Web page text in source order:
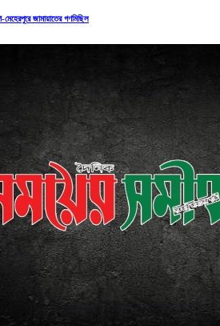
মেহেরপুরে জামায়াতের গণমিছিল